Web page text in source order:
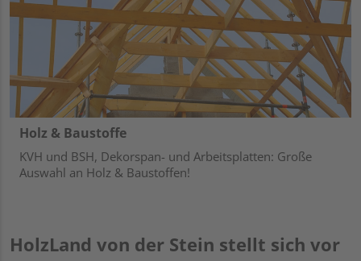
Holz & Baustoffe
KVH und BSH, Dekorspan- und Arbeitsplatten: Große
Auswahl an Holz & Baustoffen!
HolzLand von der Stein stellt sich vor